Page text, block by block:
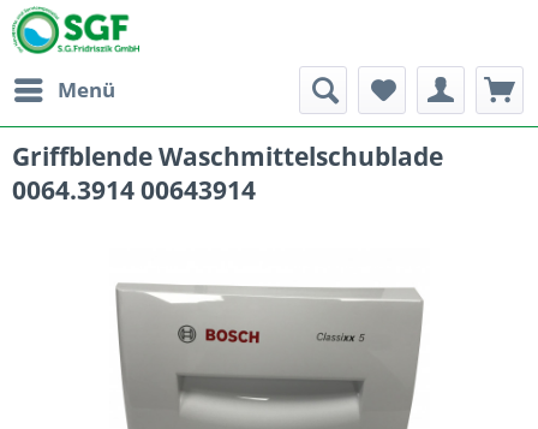
Menü
Griffblende Waschmittelschublade
0064.3914 00643914